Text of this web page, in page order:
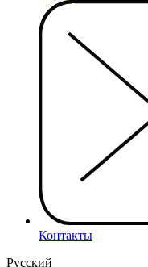
Контакты
Русский